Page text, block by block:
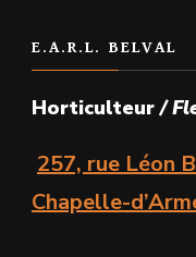
E.A.R.L. BELVAL
Horticulteur/
257, rue Léon
Chapelle-